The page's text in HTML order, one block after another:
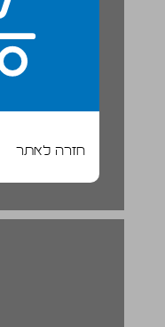
חזרה לאתר